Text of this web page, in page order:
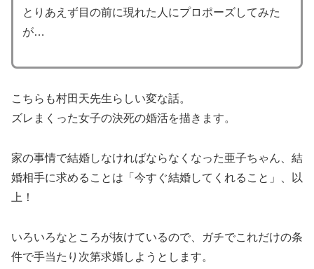
とりあえず目の前に現れた人にプロポーズしてみた
が…
こちらも村田天先生らしい変な話。
ズレまくった女子の決死の婚活を描きます。
家の事情で結婚しなければならなくなった亜子ちゃん、結
婚相手に求めることは「今すぐ結婚してくれること」、以
上！
いろいろなところが抜けているので、ガチでこれだけの条
件で手当たり次第求婚しようとします。